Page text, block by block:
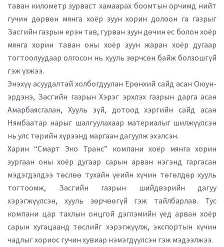
таван километр зурваст хамаарах боомтын орчимд нийт
гучин дөрвөн мянга хоёр зуун хорин долоон га газрыг
Засгийн газрын ерэн тав, гурван зуун дөчин ес болон хоёр
мянга хорин таван оны хоёр зуун жаран хоёр дугаар
тогтоолуудаар олгосон нь хууль зөрчсөн байж болзошгүй
гэж үзжээ.
Энэхүү асуудалтай холбогдуулан Ерөнхий сайд асан Оюун-
эрдэнэ, Засгийн газрын Хэрэг эрхлэх газрын дарга асан
Амарбаясгалан, Хууль зүй, дотоод хэргийн сайд асан
Нямбаатар нарыг шалгуулахаар материалыг шилжүүлсэн
нь улс төрийн хүрээнд маргаан дагуулж эхэлсэн.
Харин “Смарт Эко Транс” компани хоёр мянга хорин
зургаан оны хоёр дугаар сарын арван нэгэнд гаргасан
мэдэгдэлдээ төслөө тухайн үеийн хүчин төгөлдөр хууль
тогтоомж, Засгийн газрын шийдвэрийн дагуу
хэрэгжүүлсэн, хууль зөрчөөгүй гэж тайлбарлав. Тус
компани цар тахлын онцгой дэглэмийн үед арван хоёр
сарын хугацаанд төслийг хэрэгжүүлж, экспортын хүчин
чадлыг хориос гучин хувиар нэмэгдүүлсэн гэж мэдээлжээ.